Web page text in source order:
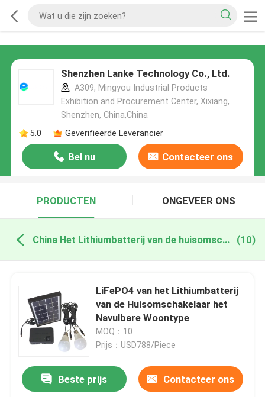
Shenzhen Lanke Technology Co., Ltd.
A309, Mingyou Industrial Products
Exhibition and Procurement Center, Xixiang,
Shenzhen, China,China
5.0
Geverifieerde Leverancier
Bel nu Contacteer ons
PRODUCTEN ONGEVEER ONS
China Het Lithiumbatterij van de huisomschakelaar (10)
LiFePO4 van het Lithiumbatterij
van de Huisomschakelaar het
Navulbare Woontype
MOQ：10
Prijs：USD788/Piece
Beste prijs Contacteer ons